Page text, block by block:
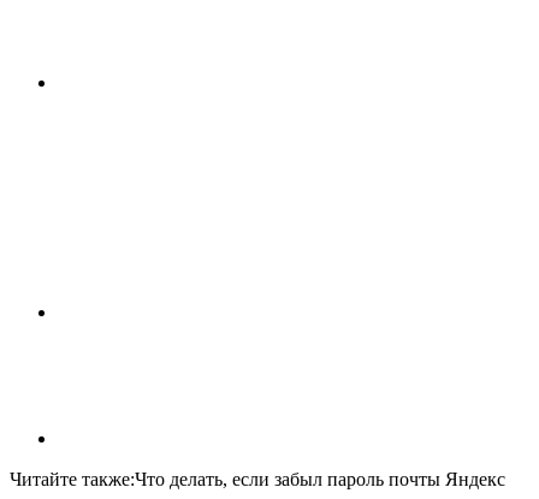
Читайте также:Что делать, если забыл пароль почты Яндекс